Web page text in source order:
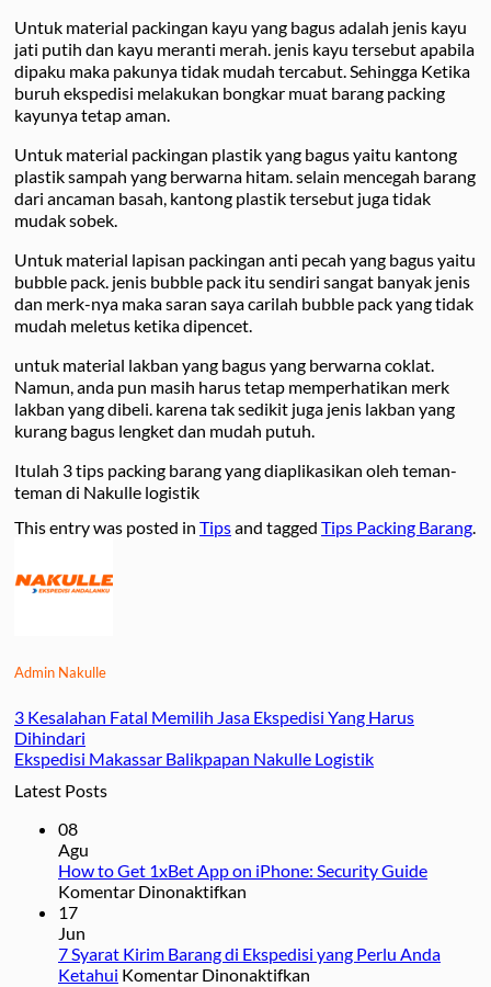
Untuk material packingan kayu yang bagus adalah jenis kayu
jati putih dan kayu meranti merah. jenis kayu tersebut apabila
dipaku maka pakunya tidak mudah tercabut. Sehingga Ketika
buruh ekspedisi melakukan bongkar muat barang packing
kayunya tetap aman.
Untuk material packingan plastik yang bagus yaitu kantong
plastik sampah yang berwarna hitam. selain mencegah barang
dari ancaman basah, kantong plastik tersebut juga tidak
mudak sobek.
Untuk material lapisan packingan anti pecah yang bagus yaitu
bubble pack. jenis bubble pack itu sendiri sangat banyak jenis
dan merk-nya maka saran saya carilah bubble pack yang tidak
mudah meletus ketika dipencet.
untuk material lakban yang bagus yang berwarna coklat.
Namun, anda pun masih harus tetap memperhatikan merk
lakban yang dibeli. karena tak sedikit juga jenis lakban yang
kurang bagus lengket dan mudah putuh.
Itulah 3 tips packing barang yang diaplikasikan oleh teman-
teman di Nakulle logistik
This entry was posted in Tipsand tagged Tips Packing Barang.
Admin Nakulle
3 Kesalahan Fatal Memilih Jasa Ekspedisi Yang Harus
Dihindari
Ekspedisi Makassar Balikpapan Nakulle Logistik
Latest Posts
08
Agu
How to Get 1xBet App on iPhone: Security Guide
Komentar Dinonaktifkan
Get
1xBet
17
Jun
7 Syarat Kirim Barang di Ekspedisi yang Perlu Anda
Ketahui Komentar Dinonaktifkan